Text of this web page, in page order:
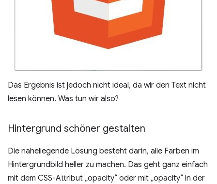
Das Ergebnis ist jedoch nicht ideal, da wir den Text nicht
lesen können. Was tun wir also?
Hintergrund schöner gestalten
Die naheliegende Lösung besteht darin, alle Farben im
Hintergrundbild heller zu machen. Das geht ganz einfach
mit dem CSS-Attribut „opacity“ oder mit „opacity“ in der